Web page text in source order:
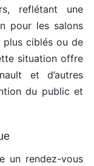
reflétant une
pour les salons
plus ciblés ou de
situation offre
et d’autres
du public et
un rendez-vous